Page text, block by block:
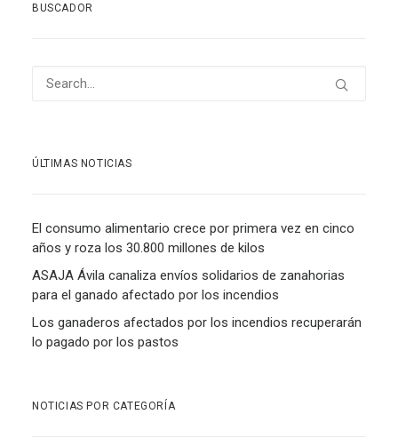
BUSCADOR
ÚLTIMAS NOTICIAS
El consumo alimentario crece por primera vez en cinco
años y roza los 30.800 millones de kilos
ASAJA Ávila canaliza envíos solidarios de zanahorias
para el ganado afectado por los incendios
Los ganaderos afectados por los incendios recuperarán
lo pagado por los pastos
NOTICIAS POR CATEGORÍA